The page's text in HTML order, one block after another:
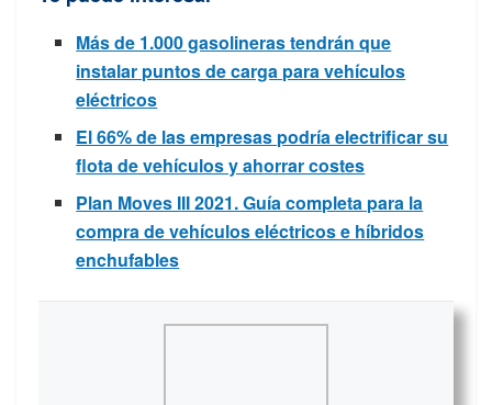
Más de 1.000 gasolineras tendrán que
instalar puntos de carga para vehículos
eléctricos
El 66% de las empresas podría electrificar su
flota de vehículos y ahorrar costes
Plan Moves III 2021. Guía completa para la
compra de vehículos eléctricos e híbridos
enchufables